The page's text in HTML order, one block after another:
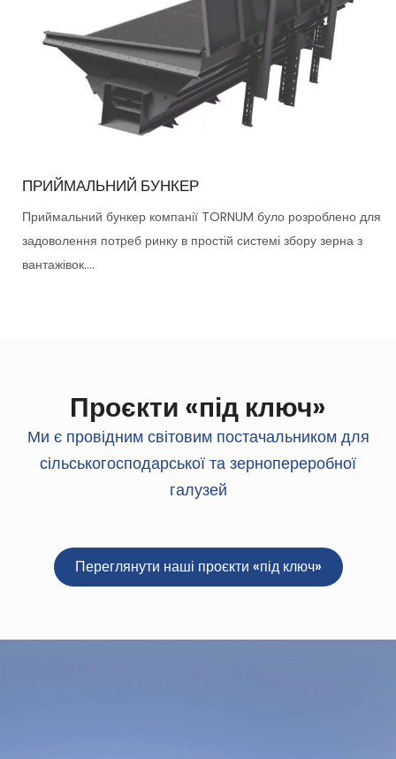
ПРИЙМАЛЬНИЙ БУНКЕР
Приймальний бункер компанії TORNUM було розроблено для
задоволення потреб ринку в простій системі збору зерна з
вантажівок....
Проєкти «під ключ»
Ми є провідним світовим постачальником для
сільськогосподарської та зернопереробної
галузей
Переглянути наші проєкти «під ключ»